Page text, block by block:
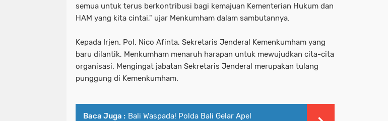
semua untuk terus berkontribusi bagi kemajuan Kementerian Hukum dan
HAM yang kita cintai," ujar Menkumham dalam sambutannya.
Kepada Irjen. Pol. Nico Afinta, Sekretaris Jenderal Kemenkumham yang
baru dilantik, Menkumham menaruh harapan untuk mewujudkan cita-cita
organisasi. Mengingat jabatan Sekretaris Jenderal merupakan tulang
punggung di Kemenkumham.
Baca Juga : Bali Waspada! Polda Bali Gelar Apel